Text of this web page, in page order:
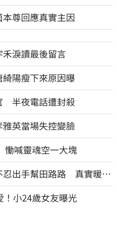
尊回應真實主因
淚讀最後留言
陽瘦下來原因曝
半夜電話遭封殺
英當場失控變臉
喊靈魂空一大塊
忍出手幫田路路 真實暖舉
！小24歲女友曝光